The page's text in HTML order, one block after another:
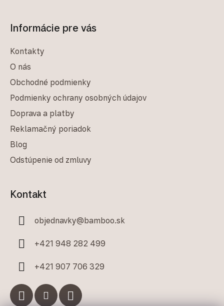
Informácie pre vás
Kontakty
O nás
Obchodné podmienky
Podmienky ochrany osobných údajov
Doprava a platby
Reklamačný poriadok
Blog
Odstúpenie od zmluvy
Kontakt
objednavky@bamboo.sk
+421 948 282 499
+421 907 706 329